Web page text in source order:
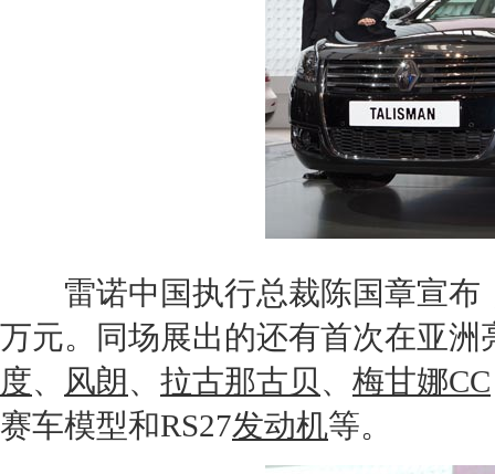
雷诺中国执行总裁陈国章宣布
万元。同场展出的还有首次在亚洲
度、 风朗 、 拉古那古贝 、 梅甘娜CC
赛车模型和RS27发动机等。